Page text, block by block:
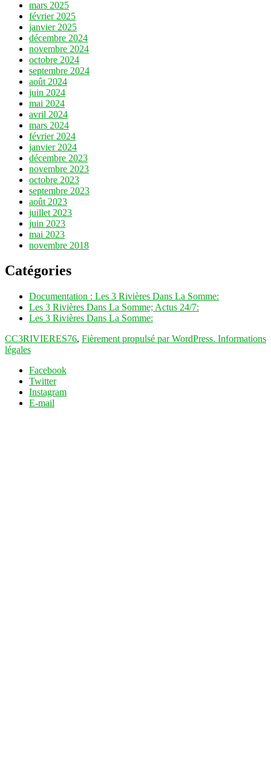
mars 2025
février 2025
janvier 2025
décembre 2024
novembre 2024
octobre 2024
septembre 2024
août 2024
juin 2024
mai 2024
avril 2024
mars 2024
février 2024
janvier 2024
décembre 2023
novembre 2023
octobre 2023
septembre 2023
août 2023
juillet 2023
juin 2023
mai 2023
novembre 2018
Catégories
Documentation : Les 3 Rivières Dans La Somme:
Les 3 Rivières Dans La Somme; Actus 24/7:
Les 3 Rivières Dans La Somme:
CC3RIVIERES76, Fièrement propulsé par WordPress. Informations
légales
Facebook
Twitter
Instagram
E-mail